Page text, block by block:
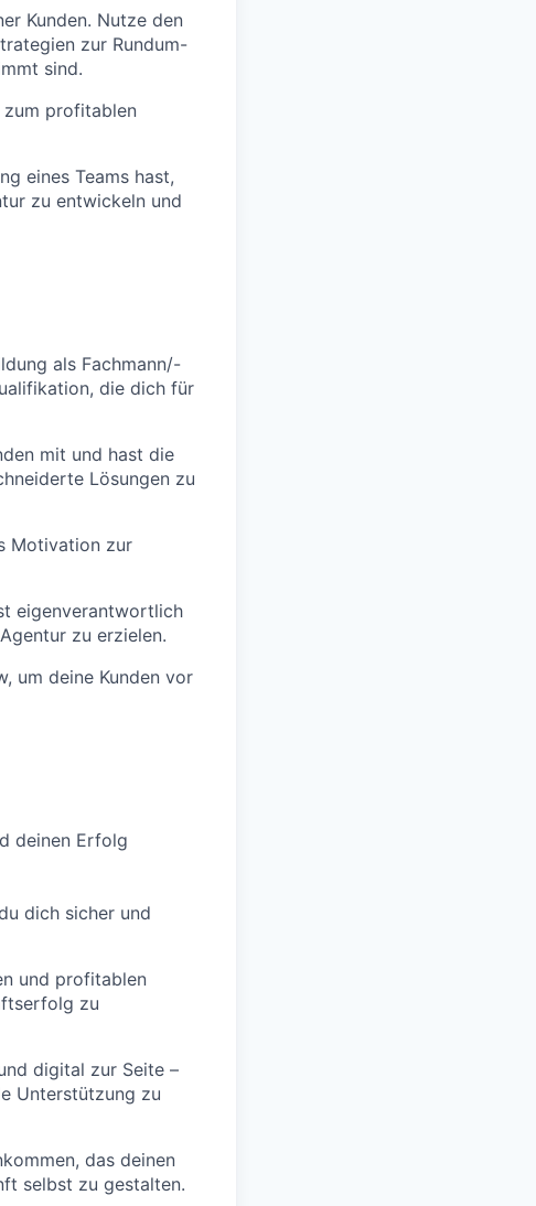
Kunden. Nutze den
zur Rundum-
sind.
zum profitablen
eines Teams hast,
zu entwickeln und
als Fachmann/-
die dich für
mit und hast die
Lösungen zu
Motivation zur
eigenverantwortlich
zu erzielen.
um deine Kunden vor
deinen Erfolg
dich sicher und
und profitablen
zu
digital zur Seite –
Unterstützung zu
das deinen
selbst zu gestalten.